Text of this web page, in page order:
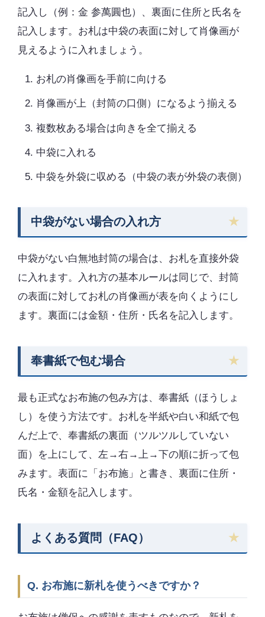
記入し（例：金 参萬圓也）、裏面に住所と氏名を
記入します。お札は中袋の表面に対して肖像画が
見えるように入れましょう。
お札の肖像画を手前に向ける
肖像画が上（封筒の口側）になるよう揃える
複数枚ある場合は向きを全て揃える
中袋に入れる
中袋を外袋に収める（中袋の表が外袋の表側）
中袋がない場合の入れ方
中袋がない白無地封筒の場合は、お札を直接外袋
に入れます。入れ方の基本ルールは同じで、封筒
の表面に対してお札の肖像画が表を向くようにし
ます。裏面には金額・住所・氏名を記入します。
奉書紙で包む場合
最も正式なお布施の包み方は、奉書紙（ほうしょ
し）を使う方法です。お札を半紙や白い和紙で包
んだ上で、奉書紙の裏面（ツルツルしていない
面）を上にして、左→右→上→下の順に折って包
みます。表面に「お布施」と書き、裏面に住所・
氏名・金額を記入します。
よくある質問（FAQ）
Q. お布施に新札を使うべきですか？